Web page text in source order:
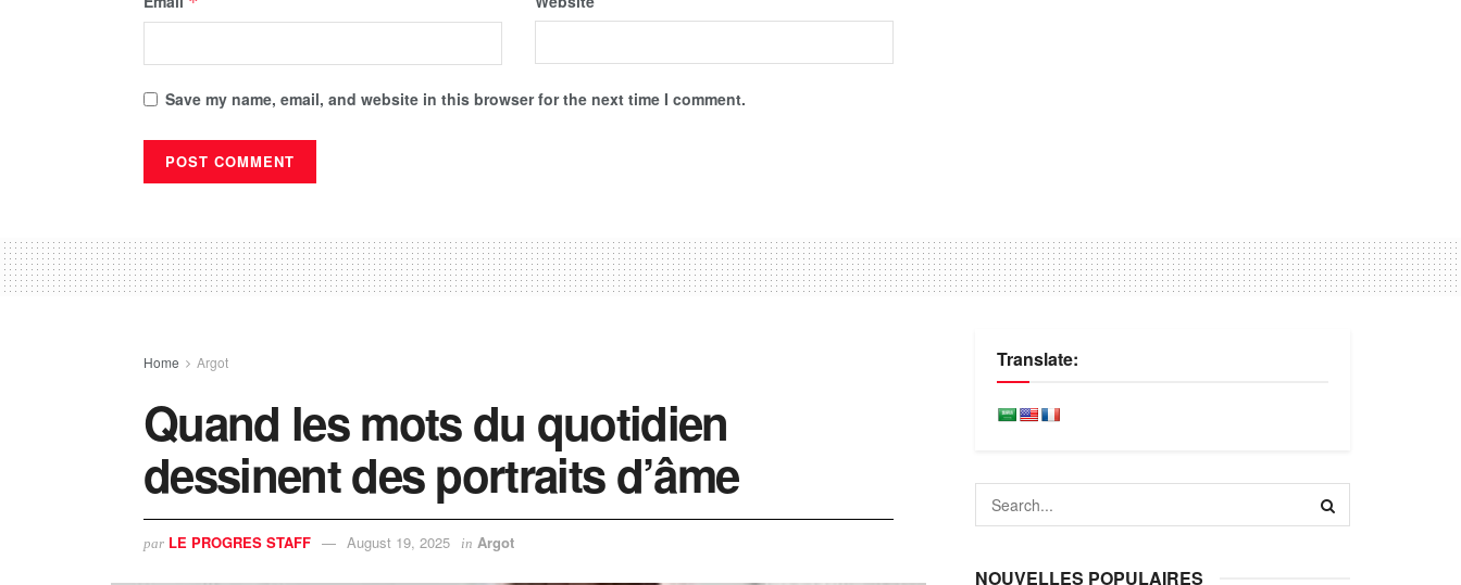
Save my name, email, and website in this browser for the next time I comment.
Home Argot
Quand les mots du quotidien
dessinent des portraits d’âme
par LE PROGRES STAFF August 19, 2025 in Argot
Translate:
NOUVELLES POPULAIRES